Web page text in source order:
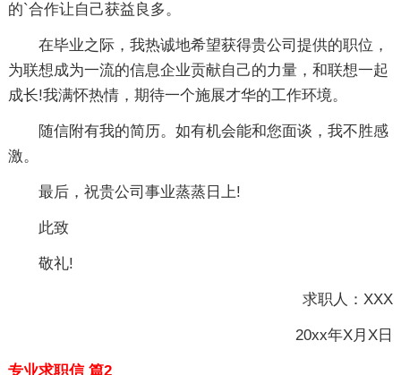
的`合作让自己获益良多。
在毕业之际，我热诚地希望获得贵公司提供的职位，
为联想成为一流的信息企业贡献自己的力量，和联想一起
成长!我满怀热情，期待一个施展才华的工作环境。
随信附有我的简历。如有机会能和您面谈，我不胜感
激。
最后，祝贵公司事业蒸蒸日上!
此致
敬礼!
求职人：XXX
20xx年X月X日
专业求职信 篇2